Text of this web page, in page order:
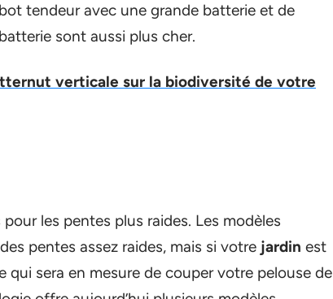
tendeur avec une grande batterie et de
sont aussi plus cher.
verticale sur la biodiversité de votre
les pentes plus raides. Les modèles
pentes assez raides, mais si votre jardin est
sera en mesure de couper votre pelouse de